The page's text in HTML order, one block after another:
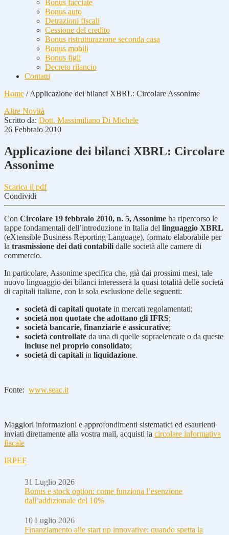
Bonus facciate
Bonus auto
Detrazioni fiscali
Cessione del credito
Bonus ristrutturazione seconda casa
Bonus mobili
Bonus figli
Decreto rilancio
Contatti
Home /Applicazione dei bilanci XBRL: Circolare Assonime
Altre Novità
Scritto da: Dott. Massimiliano Di Michele
26 Febbraio 2010
Applicazione dei bilanci XBRL: Circolare
Assonime
Scarica il pdf
Condividi
Con Circolare 19 febbraio 2010, n. 5, Assonime ha ripercorso le
tappe fondamentali dell’introduzione in Italia del linguaggio XBRL
(eXtensible Business Reporting Language), formato elaborabile per
la trasmissione dei dati contabili dalle società alle camere di
commercio.
In particolare, Assonime specifica che, già dai prossimi mesi, tale
nuovo linguaggio dei bilanci interesserà la quasi totalità delle società
di capitali italiane, con la sola esclusione delle seguenti:
società di capitali quotate in mercati regolamentati;
società non quotate che adottano gli IFRS;
società bancarie, finanziarie e assicurative;
società controllate da una di quelle sopraelencate o da queste
incluse nel proprio consolidato;
società di capitali in liquidazione.
Fonte: www.seac.it
Maggiori informazioni e approfondimenti sistematici ed esaurienti
inviati direttamente alla vostra mail, acquisti la circolare informativa
fiscale
IRPEF
31 Luglio 2026
Bonus e stock option: come funziona l’esenzione
dall’addizionale del 10%
10 Luglio 2026
Finanziamento alle start up innovative: quando spetta la